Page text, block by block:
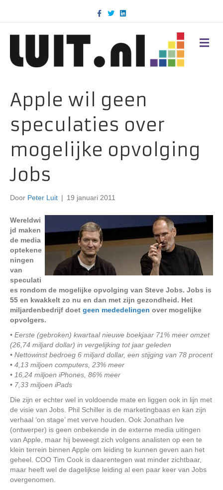
c
k
T
w
i
n
d
M
E
Apple wil geen
speculaties over
mogelijke opvolging
Jobs
Door Peter Luit | 19 januari 2011
Wereldwi
jd maken
de media
optekene
ningen
van
speculati
es rondom de mogelijke opvolging van Steve Jobs. Jobs is
55 en kwakkelt zo nu en dan met zijn gezondheid. Het
miljardenbedrijf doet geen mededelingen over mogelijke
opvolgers.
• Eerste (gebroken) kwartaal nieuwe boekjaar 71% meer omzet
(26,74 miljard dollar) in vergelijking tot jaar geleden
• Nettowinst bedroeg 6 miljard dollar, een stijging van 78 procent
• 4,13 miljoen computers, 23% meer
• 16,24 miljoen iPhones, 86% meer
• 7,33 miljoen iPads
Die zijn er echter wel in voldoende mate en liggen ook in lijn met
de visie van Jobs. Phil Schiller is de marketingbaas en kan zijn
verhaal ‘on stage’ met verve houden. Ook Jonathan Ive
(ontwerper) is geen onbekende in de externe media uitingen
van Apple, maar hij beweegt zich volgens analisten op een te
klein terrein binnen Apple om leiding te kunnen geven aan het
geheel. COO Tim Cook is daarentegen wat minder zichtbaar,
maar heeft wel de dagelijkse leiding al een paar keer van Jobs
overgenomen.